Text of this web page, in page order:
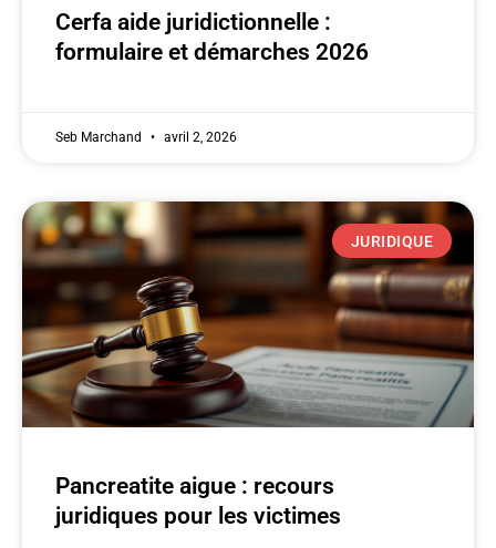
Cerfa aide juridictionnelle :
formulaire et démarches 2026
Seb Marchand avril 2, 2026
JURIDIQUE
Pancreatite aigue : recours
juridiques pour les victimes